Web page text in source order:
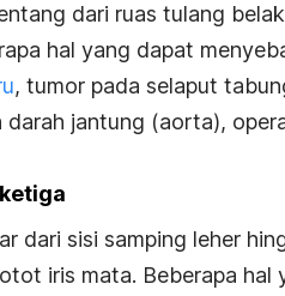
dari ruas tulang
hal yang dapat
, tumor pada selaput
darah jantung (aorta), o
dari sisi samping leher
iris mata. Beberapa hal